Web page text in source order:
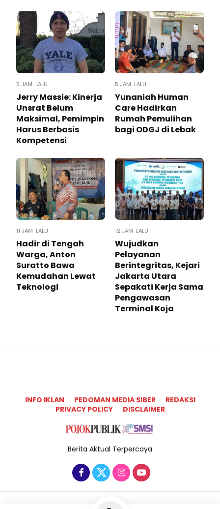
5 JAM LALU
Jerry Massie: Kinerja
Unsrat Belum
Maksimal, Pemimpin
Harus Berbasis
Kompetensi
5 JAM LALU
Yunaniah Human
Care Hadirkan
Rumah Pemulihan
bagi ODGJ di Lebak
11 JAM LALU
Hadir di Tengah
Warga, Anton
Suratto Bawa
Kemudahan Lewat
Teknologi ​
12 JAM LALU
Wujudkan
Pelayanan
Berintegritas, Kejari
Jakarta Utara
Sepakati Kerja Sama
Pengawasan
Terminal Koja
INFO IKLAN PEDOMAN MEDIA SIBER
REDAKSI
PRIVACY POLICY
DISCLAIMER
Berita Aktual Terpercaya